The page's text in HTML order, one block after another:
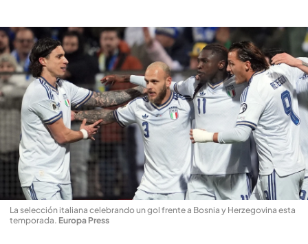
La selección italiana celebrando un gol frente a Bosnia y Herzegovina esta
temporada. Europa Press